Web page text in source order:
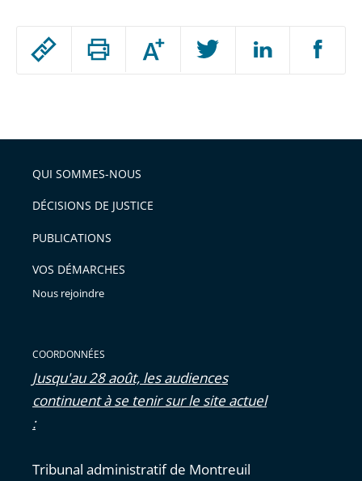
Passer
arriver
après
Augmenter
ou
l'article
pour
avant
QUI SOMMES-NOUS
DÉCISIONS DE JUSTICE
PUBLICATIONS
VOS DÉMARCHES
Nous rejoindre
COORDONNÉES
Jusqu'au 28 août, les audiences
continuent à se tenir sur le site actuel
:
Tribunal administratif de Montreuil